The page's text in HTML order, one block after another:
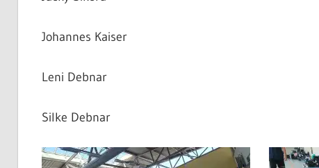
Johannes Kaiser
Leni Debnar
Silke Debnar